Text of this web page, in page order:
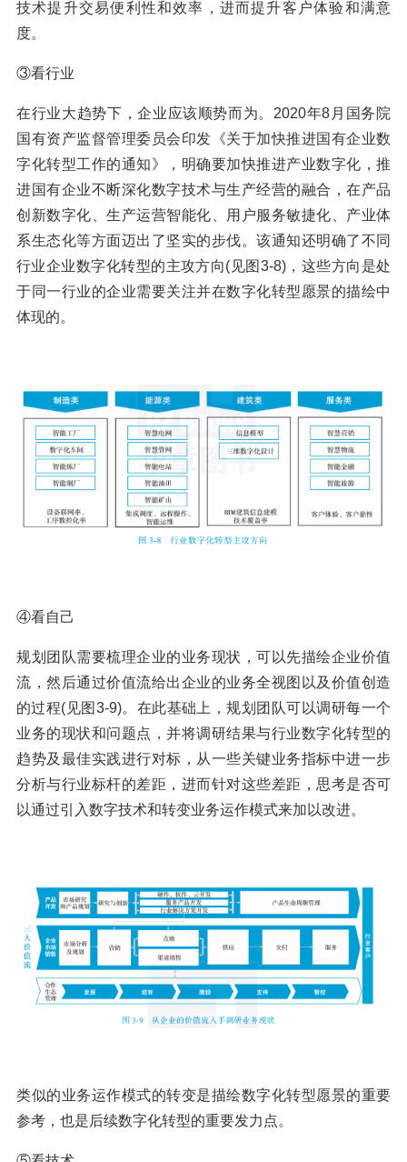
技术提升交易便利性和效率，进而提升客户体验和满意
度。
③看行业
在行业大趋势下，企业应该顺势而为。2020年8月国务院
国有资产监督管理委员会印发《关于加快推进国有企业数
字化转型工作的通知》，明确要加快推进产业数字化，推
进国有企业不断深化数字技术与生产经营的融合，在产品
创新数字化、生产运营智能化、用户服务敏捷化、产业体
系生态化等方面迈出了坚实的步伐。该通知还明确了不同
行业企业数字化转型的主攻方向(见图3-8)，这些方向是处
于同一行业的企业需要关注并在数字化转型愿景的描绘中
体现的。
④看自己
规划团队需要梳理企业的业务现状，可以先描绘企业价值
流，然后通过价值流给出企业的业务全视图以及价值创造
的过程(见图3-9)。在此基础上，规划团队可以调研每一个
业务的现状和问题点，并将调研结果与行业数字化转型的
趋势及最佳实践进行对标，从一些关键业务指标中进一步
分析与行业标杆的差距，进而针对这些差距，思考是否可
以通过引入数字技术和转变业务运作模式来加以改进。
类似的业务运作模式的转变是描绘数字化转型愿景的重要
参考，也是后续数字化转型的重要发力点。